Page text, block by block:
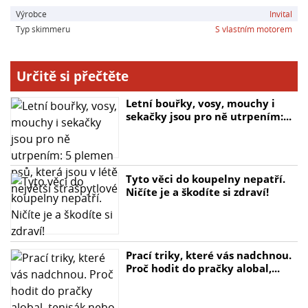
mezi největší na světě a vyrábí i produkty pro
nejrenomovanější značky zahradní techniky. Díky
kvality můžete mít jistotu, že váš NVITAL Skim P-250A
bude spolehlivým pomocníkem pro udržování čistoty
vašeho jezírka.
Hlavní parametry:
- Napájení a příkon: 45W
- Určeno pro plochu: 25m2
- Výkon čerpadla (integrovaný): 55 W, 2500 l/hod
- Pracovní hloubka: nad 35 cm
- Rozměry: 370 x 260 mm
Výrobce
Invital
Typ skimmeru
S vlastním motorem
Určitě si přečtěte
Letní bouřky, vosy, mouchy i
sekačky jsou pro ně utrpením:...
Tyto věci do koupelny nepatří.
Ničíte je a škodíte si zdraví!
Prací triky, které vás nadchnou.
Proč hodit do pračky alobal,...